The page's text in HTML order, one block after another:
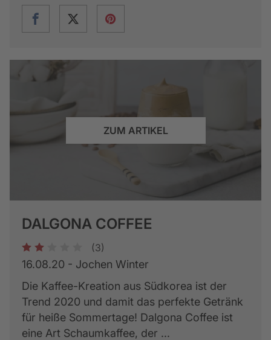
ZUM ARTIKEL
DALGONA COFFEE
1 2 (3)
16.08.20 - Jochen Winter
Die Kaffee-Kreation aus Südkorea ist der
Trend 2020 und damit das perfekte Getränk
für heiße Sommertage! Dalgona Coffee ist
eine Art Schaumkaffee, der ...